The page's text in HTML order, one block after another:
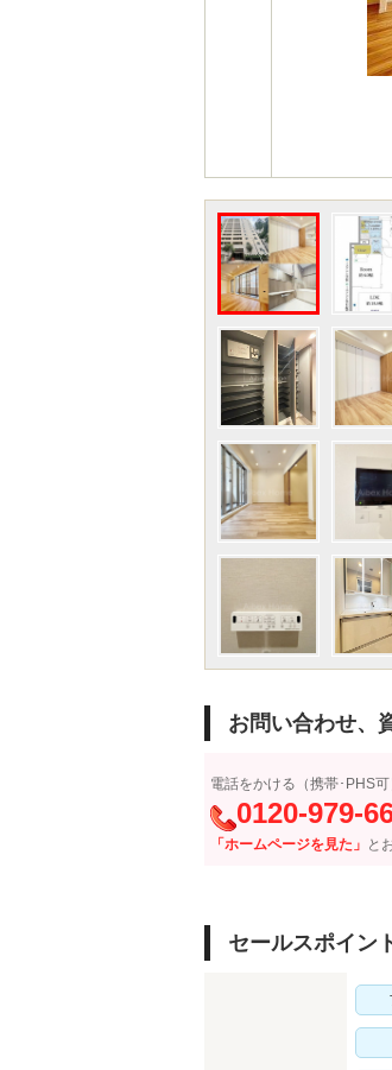
お問い合わせ、
電話をかける（携帯･PHS可
0120-979-
「ホームページを見た」 と
セールスポイン